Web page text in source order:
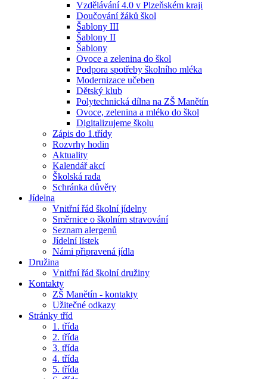
Vzdělávání 4.0 v Plzeňském kraji
Doučování žáků škol
Šablony III
Šablony II
Šablony
Ovoce a zelenina do škol
Podpora spotřeby školního mléka
Modernizace učeben
Dětský klub
Polytechnická dílna na ZŠ Manětín
Ovoce, zelenina a mléko do škol
Digitalizujeme školu
Zápis do 1.třídy
Rozvrhy hodin
Aktuality
Kalendář akcí
Školská rada
Schránka důvěry
Jídelna
Vnitřní řád školní jídelny
Směrnice o školním stravování
Seznam alergenů
Jídelní lístek
Námi připravená jídla
Družina
Vnitřní řád školní družiny
Kontakty
ZŠ Manětín - kontakty
Užitečné odkazy
Stránky tříd
1. třída
2. třída
3. třída
4. třída
5. třída